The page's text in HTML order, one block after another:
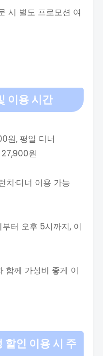
시 별도 프로모션 여
이용 시간
원, 평일 디너
원
치·디너 이용 가능
부터 오후 5시까지, 이
함께 가성비 좋게 이
할인 이용 시 주